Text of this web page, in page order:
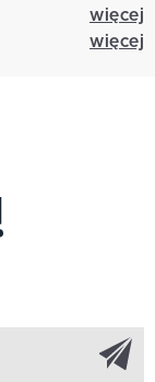
więcej
więcej